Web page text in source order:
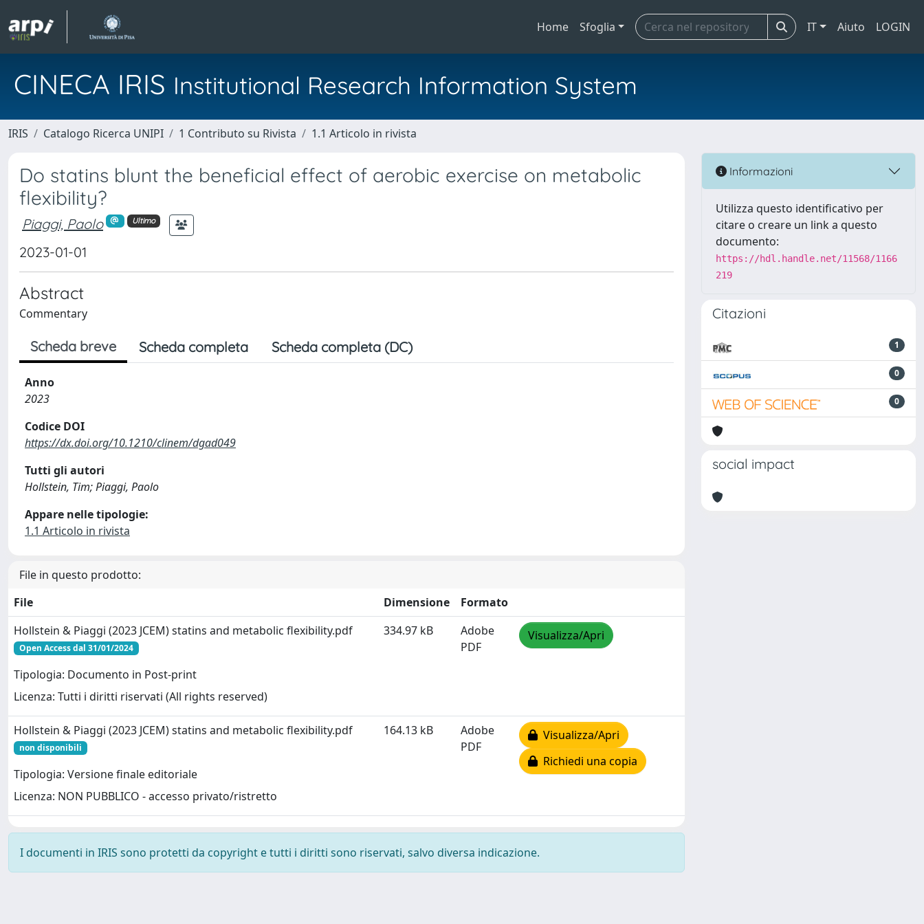
Home Sfoglia IT Aiuto LOGIN
CINECA IRIS Institutional Research Information System
IRIS Catalogo Ricerca UNIPI 1 Contributo su Rivista 1.1 Articolo in rivista
Do statins blunt the beneficial effect of aerobic exercise on metabolic
flexibility?
Piaggi, Paolo Ultimo
2023-01-01
Abstract
Commentary
Scheda breve Scheda completa Scheda completa (DC)
Anno
2023
Codice DOI
https://dx.doi.org/10.1210/clinem/dgad049
Tutti gli autori
Hollstein, Tim; Piaggi, Paolo
Appare nelle tipologie:
1.1 Articolo in rivista
File in questo prodotto:
File
Dimensione
Formato
Hollstein & Piaggi (2023 JCEM) statins and metabolic flexibility.pdf
Open Access dal 31/01/2024
Tipologia: Documento in Post-print
Licenza: Tutti i diritti riservati (All rights reserved)
334.97 kB
Adobe
PDF
Visualizza/Apri
Hollstein & Piaggi (2023 JCEM) statins and metabolic flexibility.pdf
non disponibili
Tipologia: Versione finale editoriale
Licenza: NON PUBBLICO - accesso privato/ristretto
164.13 kB
Adobe
PDF
Visualizza/Apri
Richiedi una copia
I documenti in IRIS sono protetti da copyright e tutti i diritti sono riservati, salvo diversa indicazione.
Informazioni
Utilizza questo identificativo per
citare o creare un link a questo
documento:
https://hdl.handle.net/11568/1166
219
Citazioni
1
0
0
social impact